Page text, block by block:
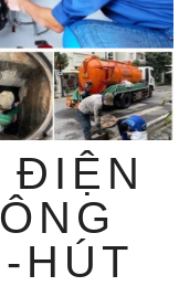
ĐIỆN
HÚT